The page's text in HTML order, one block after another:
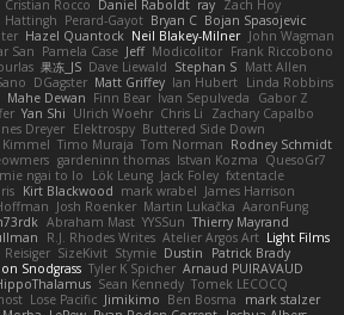
Cristian Rocco Daniel Raboldt ray Zach Hoy
Hattingh Perard-Gayot Bryan C Bojan Spasojevic
Hazel Quantock Neil Blakey-Milner John Wagman
San Pamela Case Jeff Modicolitor Frank Riccobono
果冻_JS Dave Liewald Stephan S Matt Allen
DGagster Matt Griffey Ian Hubert Linda Robbins
Mahe Dewan Finn Bear Ivan Sepulveda
Gabor Z
Yan Shi Ulrich Woehr Chris Li
Zachary Capalbo
Dreyer Elektrospy Buttered Side Down
Kimmel Timo Muraja Tom Norman Rodney Schmidt
gardeninn thomas Istvan Kozma QuesoGr7
ngai to lo Lök Leung Jack Foley fxtentacle
Kirt Blackwood mark wrabel James Harrison
Josh Roenker Martin Lukačka AaronFung
Abraham Mast YYSSun Thierry Mayrand
R.J. Rhodes Writes Atelier Argos Art Light Films
Reisiger SizeKivit Stymie Dustin
Patrick Brady
Snodgrass Tyler K Spicher Arnaud PUIRAVAUD
Sean Kennedy Tomek LECOCQ
Lose Pacific Jimikimo Ben Bosma
mark stalzer